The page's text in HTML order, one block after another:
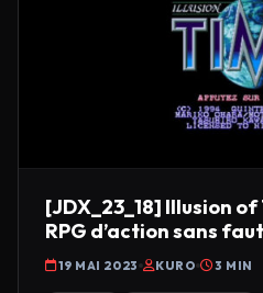
[JDX_23_18] Illusion of
RPG d’action sans
19 MAI 2023 KURO 3 MIN